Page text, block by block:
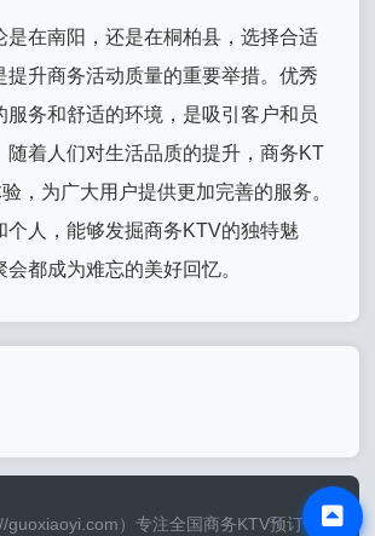
是在南阳，还是在桐柏县，选择合适
提升商务活动质量的重要举措。优秀
服务和舒适的环境，是吸引客户和员
随着人们对生活品质的提升，商务KT
，为广大用户提供更加完善的服务。
个人，能够发掘商务KTV的独特魅
都成为难忘的美好回忆。
guoxiaoyi.com）专注全国商务KTV预订等服